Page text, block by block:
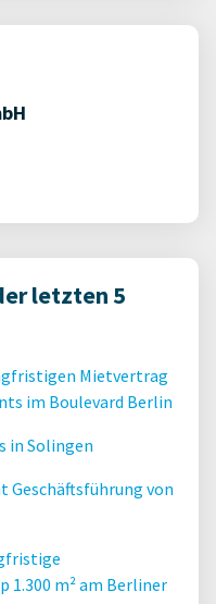
letzten 5
Mietvertrag
im Boulevard Berlin
in Solingen
Geschäftsführung von
1.300 m² am Berliner